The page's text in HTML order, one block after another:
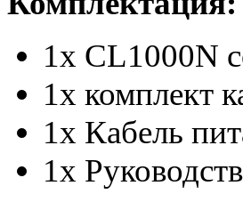
1x CL1000N
1x комплект
1x Кабель
1x